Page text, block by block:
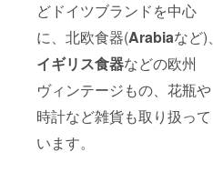
どドイツブランドを中心
に、北欧食器(Arabiaなど)、
イギリス食器などの欧州
ヴィンテージもの、花瓶や
時計など雑貨も取り扱って
います。